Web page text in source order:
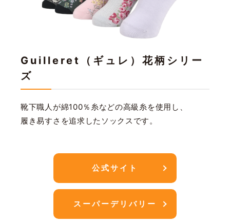
Guilleret（ギュレ）花柄シリー
ズ
靴下職人が綿100％糸などの高級糸を使用し、
履き易すさを追求したソックスです。
公式サイト
スーパーデリバリー